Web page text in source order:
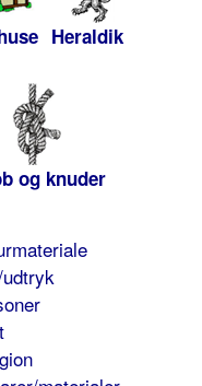
Heraldik
og knuder